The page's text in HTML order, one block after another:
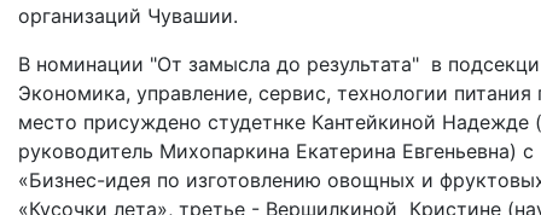
организаций Чувашии.
В номинации "От замысла до результата" в
Экономика, управление, сервис, технологии питания
место присуждено студетнке Кантейкиной Надежде
руководитель Михопаркина Екатерина Евгеньевна) с
«Бизнес-идея по изготовлению овощных и
«Кусочки лета», третье - Вершилкиной Кристине